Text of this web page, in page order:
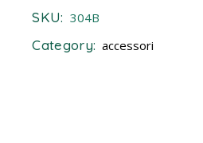
SKU: 304B
Category: accessori